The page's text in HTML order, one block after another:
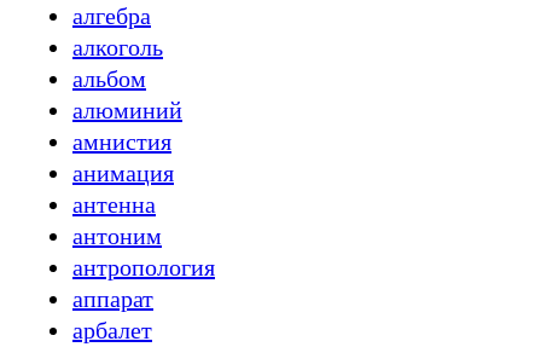
алгебра
алкоголь
альбом
алюминий
амнистия
анимация
антенна
антоним
антропология
аппарат
арбалет